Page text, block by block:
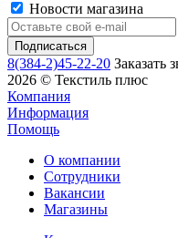
Новости магазина
8(384-2)45-22-20 Заказать
2026 © Текстиль плюс
Компания
Информация
Помощь
О компании
Сотрудники
Вакансии
Магазины